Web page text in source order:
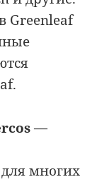
Greenleaf
—
многих